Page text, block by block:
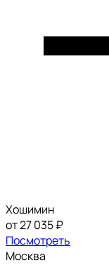
Хошимин
от 27 035 ₽
Посмотреть
Москва